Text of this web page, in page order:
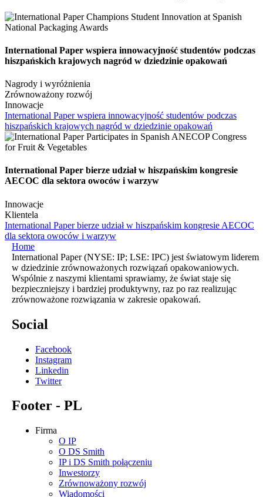
International Paper wspiera innowacyjność studentów podczas
hiszpańskich krajowych nagród w dziedzinie opakowań
Nagrody i wyróżnienia
Zrównoważony rozwój
Innowacje
International Paper wspiera innowacyjność studentów podczas
hiszpańskich krajowych nagród w dziedzinie opakowań
International Paper bierze udział w hiszpańskim kongresie
AECOC dla sektora owoców i warzyw
Innowacje
Klientela
International Paper bierze udział w hiszpańskim kongresie AECOC
dla sektora owoców i warzyw
Home
International Paper (NYSE: IP; LSE: IPC) jest światowym liderem
w dziedzinie zrównoważonych rozwiązań opakowaniowych.
Wspólnie z naszymi klientami sprawiamy, że świat staje się
bezpieczniejszy i bardziej produktywny, raz po raz realizując
zrównoważone rozwiązania w zakresie opakowań.
Social
Facebook
Instagram
Linkedin
Twitter
Footer - PL
Firma
O IP
O DS Smith
IP i DS Smith połączeniu
Inwestorzy
Zrównoważony rozwój
Wiadomości